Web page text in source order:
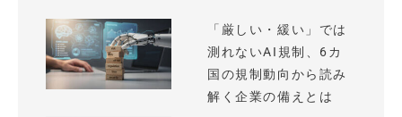
「厳しい・緩い」では
測れないAI規制、6カ
国の規制動向から読み
解く企業の備えとは